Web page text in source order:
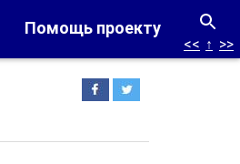
Помощь проекту
<< ↑ >>